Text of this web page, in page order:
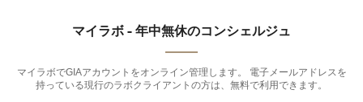
マイラボ - 年中無休のコンシェルジュ
マイラボでGIAアカウントをオンライン管理します。 電子メールアドレスを
持っている現行のラボクライアントの方は、無料で利用できます。